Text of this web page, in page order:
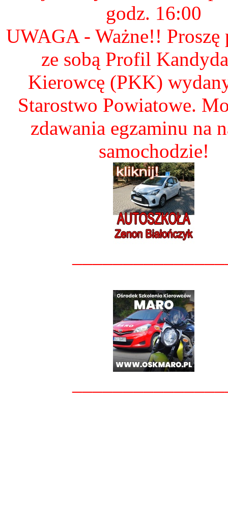
godz. 16:00
UWAGA - Ważne!! Proszę
ze sobą Profil
Kierowcę (PKK)
Starostwo Powiatowe.
zdawania egzaminu na
samochodzie!